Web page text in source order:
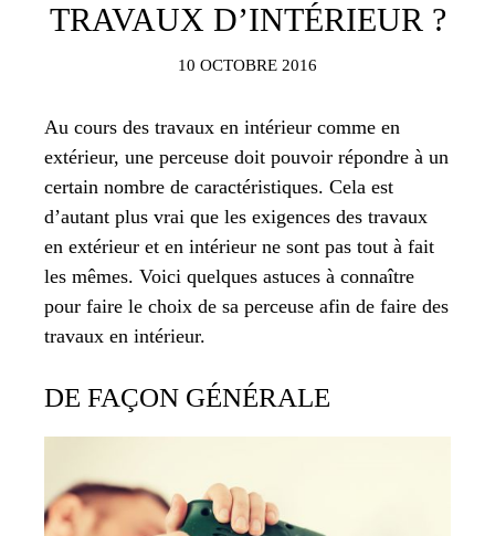
TRAVAUX D’INTÉRIEUR ?
10 OCTOBRE 2016
Au cours des travaux en intérieur comme en
extérieur, une perceuse doit pouvoir répondre à un
certain nombre de caractéristiques. Cela est
d’autant plus vrai que les exigences des travaux
en extérieur et en intérieur ne sont pas tout à fait
les mêmes. Voici quelques astuces à connaître
pour faire le choix de sa perceuse afin de faire des
travaux en intérieur.
DE FAÇON GÉNÉRALE